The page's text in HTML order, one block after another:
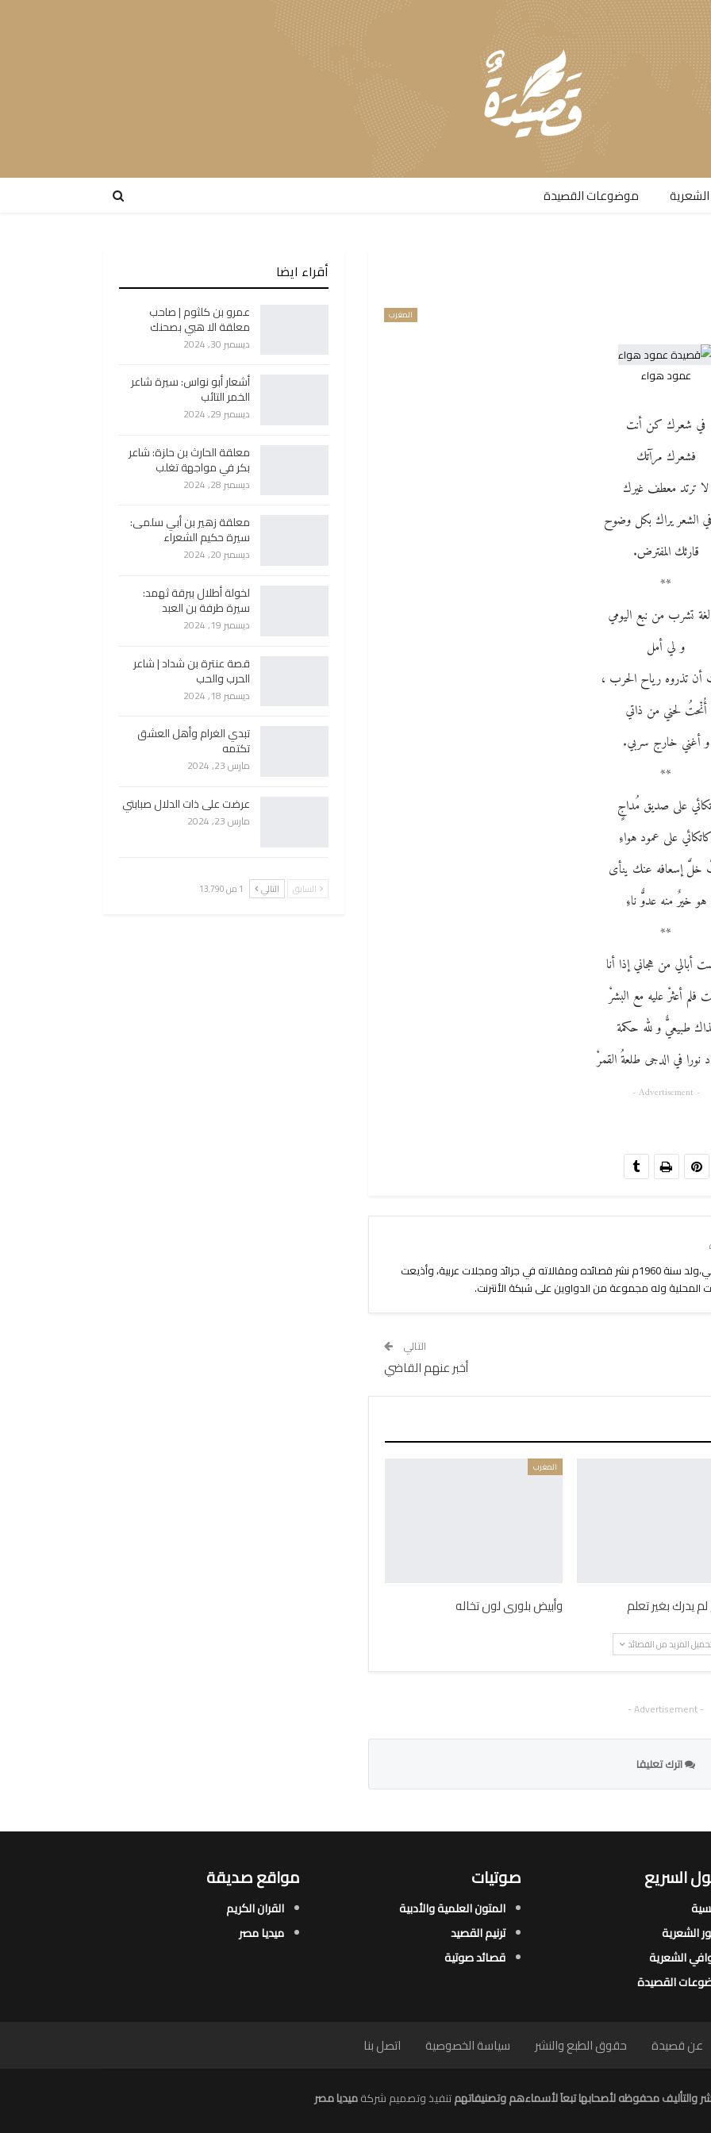
موضوعات القصيدة​
المغرب
عمود هواء
في شعرك كن أنت
فشعرك مرآتك
لا ترتد معطف غيرك
الشعر يراك بكل وضوح
قارئك المفترض.
**
تشرب من نبع اليومي
و لي أمل
أن تذروه رياح الحرب ،
أُنْحتُ لحني من ذاتي
و أغني خارج سربي.
**
على صديق مُداجٍ
كاتكائي على عمود هواءِ
إسعافه عنك ينأى
هو خيرٌ منه عدوٌّ ناءِ
**
أبالي من هجاني إذا أنا
فلم أعثرْ عليه مع البشرْ
طبيعيٌّ و لله حكمة
نورا في الدجى طلعةُ القمرْ
- Advertisement -
مصطفى معروفي شاعر و كاتب مغربي،ولد سنة 1960م نشر قصائده ومقالاته في جرائد ومجلات عربية، وأذيعت
وله مجموعة من الدواوين على شبكة الأنترنت.
التالي
أخبر عنهم القاضي
يدرك بغير تعلم
المغرب
وأبيض بلورى لون تخاله
المزيد من القصائد
- Advertisement -
اترك تعليقا
أقراء ايضا
عمرو بن كلثوم | صاحب
معلقة الا هبي بصحنك
ديسمبر 30, 2024
أشعار أبو نواس: سيرة شاعر
الخمر التائب
ديسمبر 29, 2024
معلقة الحارث بن حلزة: شاعر
بكر في مواجهة تغلب
ديسمبر 28, 2024
معلقة زهير بن أبي سلمى:
سيرة حكيم الشعراء
ديسمبر 20, 2024
لخولة أطلال ببرقة ثهمد:
سيرة طرفة بن العبد
ديسمبر 19, 2024
قصة عنترة بن شداد | شاعر
الحرب والحب
ديسمبر 18, 2024
تبدي الغرام وأهل العشق
تكتمه
مارس 23, 2024
عرضت على ذات الدلال صبابتي
مارس 23, 2024
السابق التالي 1 من 13٬790
السريع
الشعرية​
الشعرية​
القصيدة​
صوتيات
المتون العلمية والأدبية
ترنيم القصيد
قصائد صوتية
مواقع صديقة
القران الكريم
ميديا مصر
عن قصيدة حقوق الطبع والنشر سياسة الخصوصية اتصل بنا
والتأليف محفوظه لأصحابها تبعاَ لأسماءهم وتصنيفاتهمتنفيذ وتصميم شركةميديا مصر